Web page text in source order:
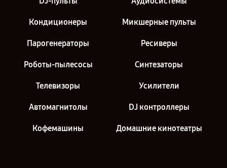
Ремонт ресивера Pioneer VSX-LX304 в г. Санкт-Петербург
Кондиционеры Микшерные пульты
Парогенераторы Ресиверы
Роботы-пылесосы Синтезаторы
Телевизоры Усилители
Автомагнитолы DJ контроллеры
Кофемашины Домашние кинотеатры